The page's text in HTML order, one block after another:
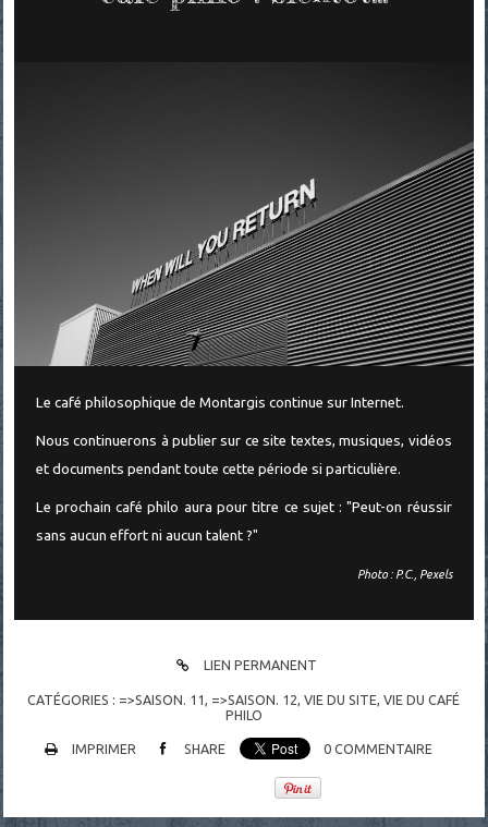
Le café philosophique de Montargis continue sur Internet.
Nous continuerons à publier sur ce site textes, musiques, vidéos
et documents pendant toute cette période si particulière.
Le prochain café philo aura pour titre ce sujet : "Peut-on réussir
sans aucun effort ni aucun talent ?"
Photo : P.C., Pexels
LIEN PERMANENT
CATÉGORIES : =>SAISON. 11, =>SAISON. 12,VIE DU SITE, VIE DU CAFÉ
PHILO
IMPRIMER SHARE 0 COMMENTAIRE